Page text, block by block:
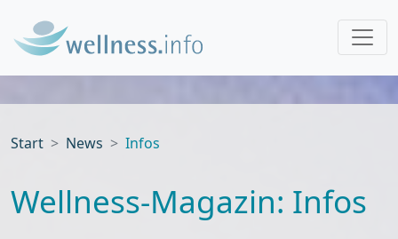
Start News Infos
Wellness-Magazin: Infos